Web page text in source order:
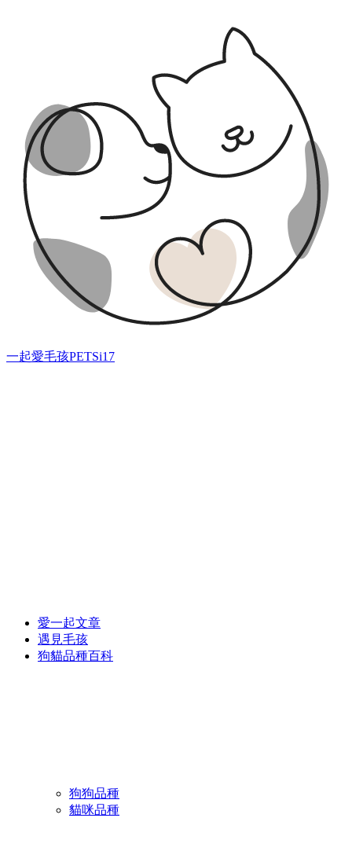
一起愛毛孩PETSi17
愛一起文章
遇見毛孩
狗貓品種百科
狗狗品種
貓咪品種